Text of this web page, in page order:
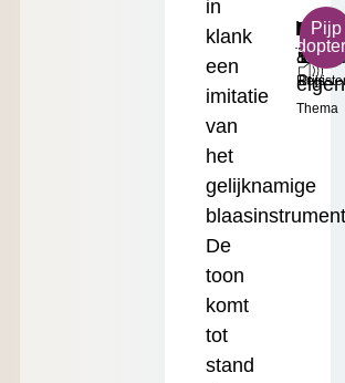
in
klank
een
imitatie
van
het
gelijknamige
De
toon
komt
tot
stand
h²
&
Thema
16'
Klein
€
Prijs
Pijp